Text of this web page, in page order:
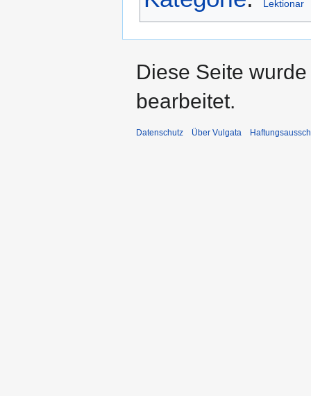
Lektionar
Diese Seite
bearbeitet.
Datenschutz Über Vulgata